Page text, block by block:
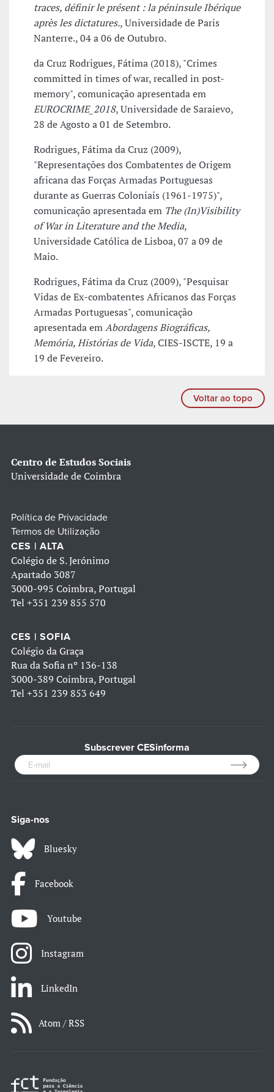
traces, définir le présent : la péninsule Ibérique
après les dictatures., Universidade de Paris
Nanterre., 04 a 06 de Outubro.
da Cruz Rodrigues, Fátima (2018), "Crimes
committed in times of war, recalled in post-
memory", comunicação apresentada em
EUROCRIME_2018, Universidade de Saraievo,
28 de Agosto a 01 de Setembro.
Rodrigues, Fátima da Cruz (2009),
"Representações dos Combatentes de Origem
africana das Forças Armadas Portuguesas
durante as Guerras Coloniais (1961-1975)",
comunicação apresentada em The (In)Visibility
of War in Literature and the Media,
Universidade Católica de Lisboa, 07 a 09 de
Maio.
Rodrigues, Fátima da Cruz (2009), "Pesquisar
Vidas de Ex-combatentes Africanos das Forças
Armadas Portuguesas", comunicação
apresentada emAbordagens Biográficas,
Memória, Histórias de Vida, CIES-ISCTE, 19 a
19 de Fevereiro.
Voltar ao topo
Centro de Estudos Sociais
Universidade de Coimbra
Política de Privacidade
Termos de Utilização
CES | ALTA
Colégio de S. Jerónimo
Apartado 3087
3000-995 Coimbra, Portugal
Tel +351 239 855 570
CES | SOFIA
Colégio da Graça
Rua da Sofia nº 136-138
3000-389 Coimbra, Portugal
Tel +351 239 853 649
Subscrever CESinforma
Siga-nos
Bluesky
Facebook
Youtube
Instagram
LinkedIn
Atom / RSS